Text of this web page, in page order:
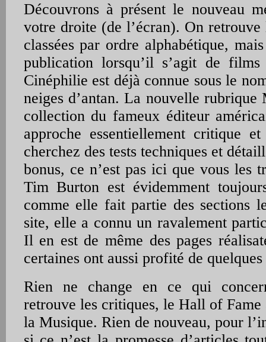
Découvrons à présent le nouveau
votre droite (de l’écran). On
classées par ordre alphabétique,
publication lorsqu’il s’agit de
Cinéphilie est déjà connue sous le
neiges d’antan. La nouvelle
collection du fameux éditeur
approche essentiellement critique
cherchez des tests techniques et
bonus, ce n’est pas ici que vous les
Tim Burton est évidemment
comme elle fait partie des sections
site, elle a connu un ravalement
Il en est de même des pages
certaines ont aussi profité de
Rien ne change en ce qui
retrouve les critiques, le Hall of
la Musique. Rien de nouveau, pour